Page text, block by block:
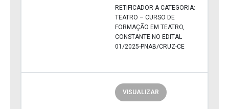
RETIFICADOR A CATEGORIA:
TEATRO – CURSO DE
FORMAÇÃO EM TEATRO,
CONSTANTE NO EDITAL
01/2025-PNAB/CRUZ-CE
VISUALIZAR